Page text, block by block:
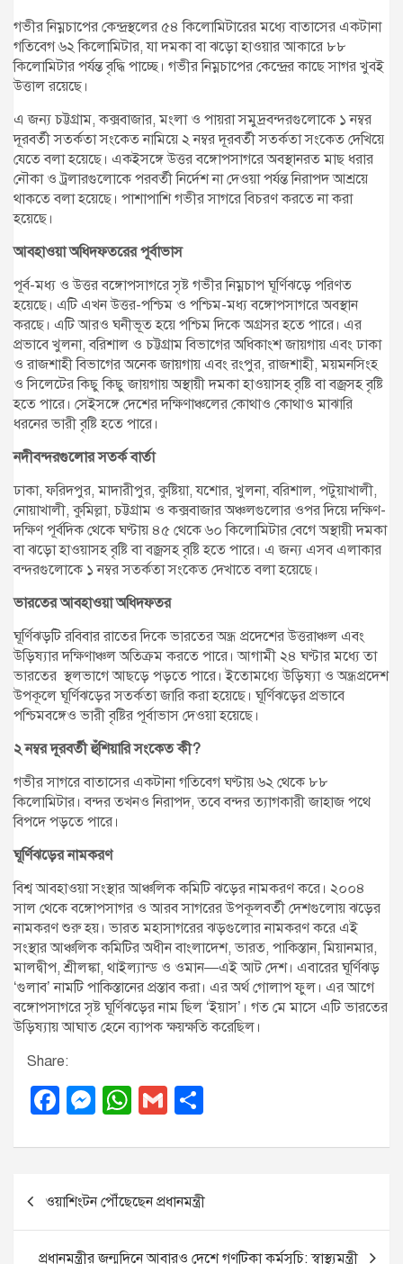
গভীর নিম্নচাপের কেন্দ্রস্থলের ৫৪ কিলোমিটারের মধ্যে বাতাসের একটানা
গতিবেগ ৬২ কিলোমিটার, যা দমকা বা ঝড়ো হাওয়ার আকারে ৮৮
কিলোমিটার পর্যন্ত বৃদ্ধি পাচ্ছে। গভীর নিম্নচাপের কেন্দ্রের কাছে সাগর খুবই
উত্তাল রয়েছে।
এ জন্য চট্টগ্রাম, কক্সবাজার, মংলা ও পায়রা সমুদ্রবন্দরগুলোকে ১ নম্বর
দূরবর্তী সতর্কতা সংকেত নামিয়ে ২ নম্বর দূরবর্তী সতর্কতা সংকেত দেখিয়ে
যেতে বলা হয়েছে। একইসঙ্গে উত্তর বঙ্গোপসাগরে অবস্থানরত মাছ ধরার
নৌকা ও ট্রলারগুলোকে পরবর্তী নির্দেশ না দেওয়া পর্যন্ত নিরাপদ আশ্রয়ে
থাকতে বলা হয়েছে। পাশাপাশি গভীর সাগরে বিচরণ করতে না করা
হয়েছে।
আবহাওয়া অধিদফতরের পূর্বাভাস
পূর্ব-মধ্য ও উত্তর বঙ্গোপসাগরে সৃষ্ট গভীর নিম্নচাপ ঘূর্ণিঝড়ে পরিণত
হয়েছে। এটি এখন উত্তর-পশ্চিম ও পশ্চিম-মধ্য বঙ্গোপসাগরে অবস্থান
করছে। এটি আরও ঘনীভূত হয়ে পশ্চিম দিকে অগ্রসর হতে পারে। এর
প্রভাবে খুলনা, বরিশাল ও চট্টগ্রাম বিভাগের অধিকাংশ জায়গায় এবং ঢাকা
ও রাজশাহী বিভাগের অনেক জায়গায় এবং রংপুর, রাজশাহী, ময়মনসিংহ
ও সিলেটের কিছু কিছু জায়গায় অস্থায়ী দমকা হাওয়াসহ বৃষ্টি বা বজ্রসহ বৃষ্টি
হতে পারে। সেইসঙ্গে দেশের দক্ষিণাঞ্চলের কোথাও কোথাও মাঝারি
ধরনের ভারী বৃষ্টি হতে পারে।
নদীবন্দরগুলোর সতর্ক বার্তা
ঢাকা, ফরিদপুর, মাদারীপুর, কুষ্টিয়া, যশোর, খুলনা, বরিশাল, পটুয়াখালী,
নোয়াখালী, কুমিল্লা, চট্টগ্রাম ও কক্সবাজার অঞ্চলগুলোর ওপর দিয়ে দক্ষিণ-
দক্ষিণ পূর্বদিক থেকে ঘণ্টায় ৪৫ থেকে ৬০ কিলোমিটার বেগে অস্থায়ী দমকা
বা ঝড়ো হাওয়াসহ বৃষ্টি বা বজ্রসহ বৃষ্টি হতে পারে। এ জন্য এসব এলাকার
বন্দরগুলোকে ১ নম্বর সতর্কতা সংকেত দেখাতে বলা হয়েছে।
ভারতের আবহাওয়া অধিদফতর
ঘূর্ণিঝড়টি রবিবার রাতের দিকে ভারতের অন্ধ্র প্রদেশের উত্তরাঞ্চল এবং
উড়িষ্যার দক্ষিণাঞ্চল অতিক্রম করতে পারে। আগামী ২৪ ঘণ্টার মধ্যে তা
ভারতের স্থলভাগে আছড়ে পড়তে পারে। ইতোমধ্যে উড়িষ্যা ও অন্ধ্রপ্রদেশ
উপকূলে ঘূর্ণিঝড়ের সতর্কতা জারি করা হয়েছে। ঘূর্ণিঝড়ের প্রভাবে
পশ্চিমবঙ্গেও ভারী বৃষ্টির পূর্বাভাস দেওয়া হয়েছে।
২ নম্বর দূরবর্তী হুঁশিয়ারি সংকেত কী?
গভীর সাগরে বাতাসের একটানা গতিবেগ ঘণ্টায় ৬২ থেকে ৮৮
কিলোমিটার। বন্দর তখনও নিরাপদ, তবে বন্দর ত্যাগকারী জাহাজ পথে
বিপদে পড়তে পারে।
ঘূর্ণিঝড়ের নামকরণ
বিশ্ব আবহাওয়া সংস্থার আঞ্চলিক কমিটি ঝড়ের নামকরণ করে। ২০০৪
সাল থেকে বঙ্গোপসাগর ও আরব সাগরের উপকূলবর্তী দেশগুলোয় ঝড়ের
নামকরণ শুরু হয়। ভারত মহাসাগরের ঝড়গুলোর নামকরণ করে এই
সংস্থার আঞ্চলিক কমিটির অধীন বাংলাদেশ, ভারত, পাকিস্তান, মিয়ানমার,
মালদ্বীপ, শ্রীলঙ্কা, থাইল্যান্ড ও ওমান—এই আট দেশ। এবারের ঘূর্ণিঝড়
‘গুলাব’ নামটি পাকিস্তানের প্রস্তাব করা। এর অর্থ গোলাপ ফুল। এর আগে
বঙ্গোপসাগরে সৃষ্ট ঘূর্ণিঝড়ের নাম ছিল ‘ইয়াস’। গত মে মাসে এটি ভারতের
উড়িষ্যায় আঘাত হেনে ব্যাপক ক্ষয়ক্ষতি করেছিল।
Share:
F
c
e
b
o
M
ss
e
n
g
W
at
A
p
G
ail ar
ওয়াশিংটন পৌঁছেছেন প্রধানমন্ত্রী
প্রধানমন্ত্রীর জন্মদিনে আবারও দেশে গণটিকা কর্মসূচি: স্বাস্থ্যমন্ত্রী